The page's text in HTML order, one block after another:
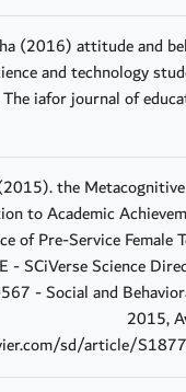
(2016) attitude and
and technology
iafor journal of
the
to Academic
of Pre-Service Female
- SCiVerse Science
- Social and
2015,
sd/article/